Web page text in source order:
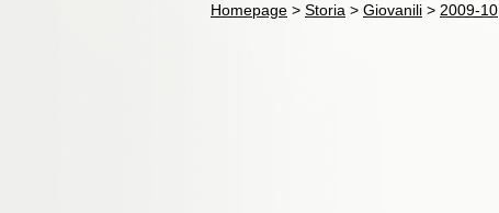
Homepage > Storia > Giovanili > 2009-10